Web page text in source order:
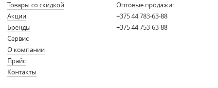
Товары со скидкой
Акции
Бренды
Сервис
О компании
Прайс
Контакты
Оптовые продажи:
+375 44 783-63-88
+375 44 753-63-88